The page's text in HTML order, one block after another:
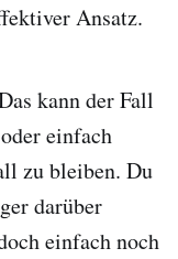
Ansatz.
kann der Fall
einfach
zu bleiben. Du
darüber
einfach noch